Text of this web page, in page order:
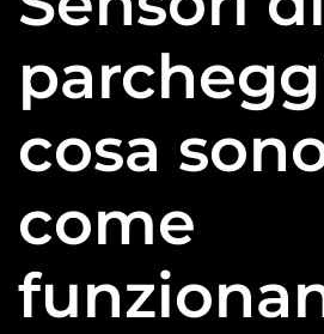
cosa
come